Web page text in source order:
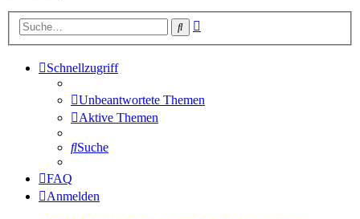
Suche
Schnellzugriff
Unbeantwortete Themen
Aktive Themen
Suche
FAQ
Anmelden